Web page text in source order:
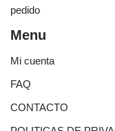
pedido
Menu
Mi cuenta
FAQ
CONTACTO